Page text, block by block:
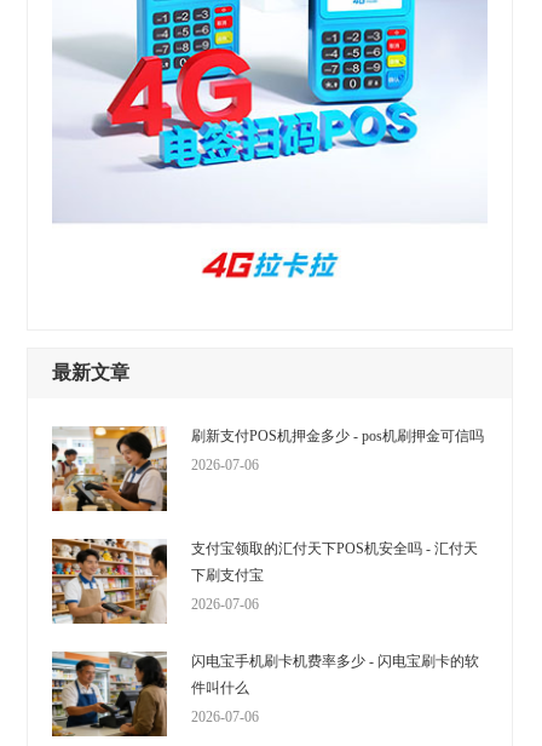
最新文章
刷新支付POS机押金多少 - pos机刷押金可信吗
2026-07-06
支付宝领取的汇付天下POS机安全吗 - 汇付天
下刷支付宝
2026-07-06
闪电宝手机刷卡机费率多少 - 闪电宝刷卡的软
件叫什么
2026-07-06